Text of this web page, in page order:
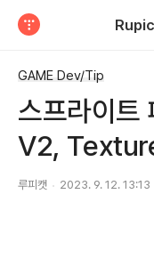
GAME Dev/Tip
스프라이
V2,
루피캣 2023. 9. 12. 13:13